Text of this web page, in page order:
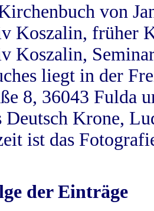
von
Koszalin, früher
Koszalin,
liegt in der
8, 36043 Fulda
Deutsch Krone,
ist das
der Einträge